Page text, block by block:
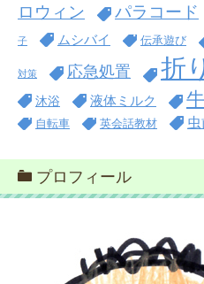
ロウィン
パラコード
子 ムシバイ 伝承遊び
対策 応急処置 折
沐浴 液体ミルク
自転車 英会話教材 虫
プロフィール